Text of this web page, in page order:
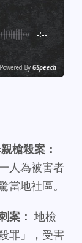
-:--
Powered By GSpeech
槍殺案：
人為被害者
當地社區。
案： 地檢
罪」，受害